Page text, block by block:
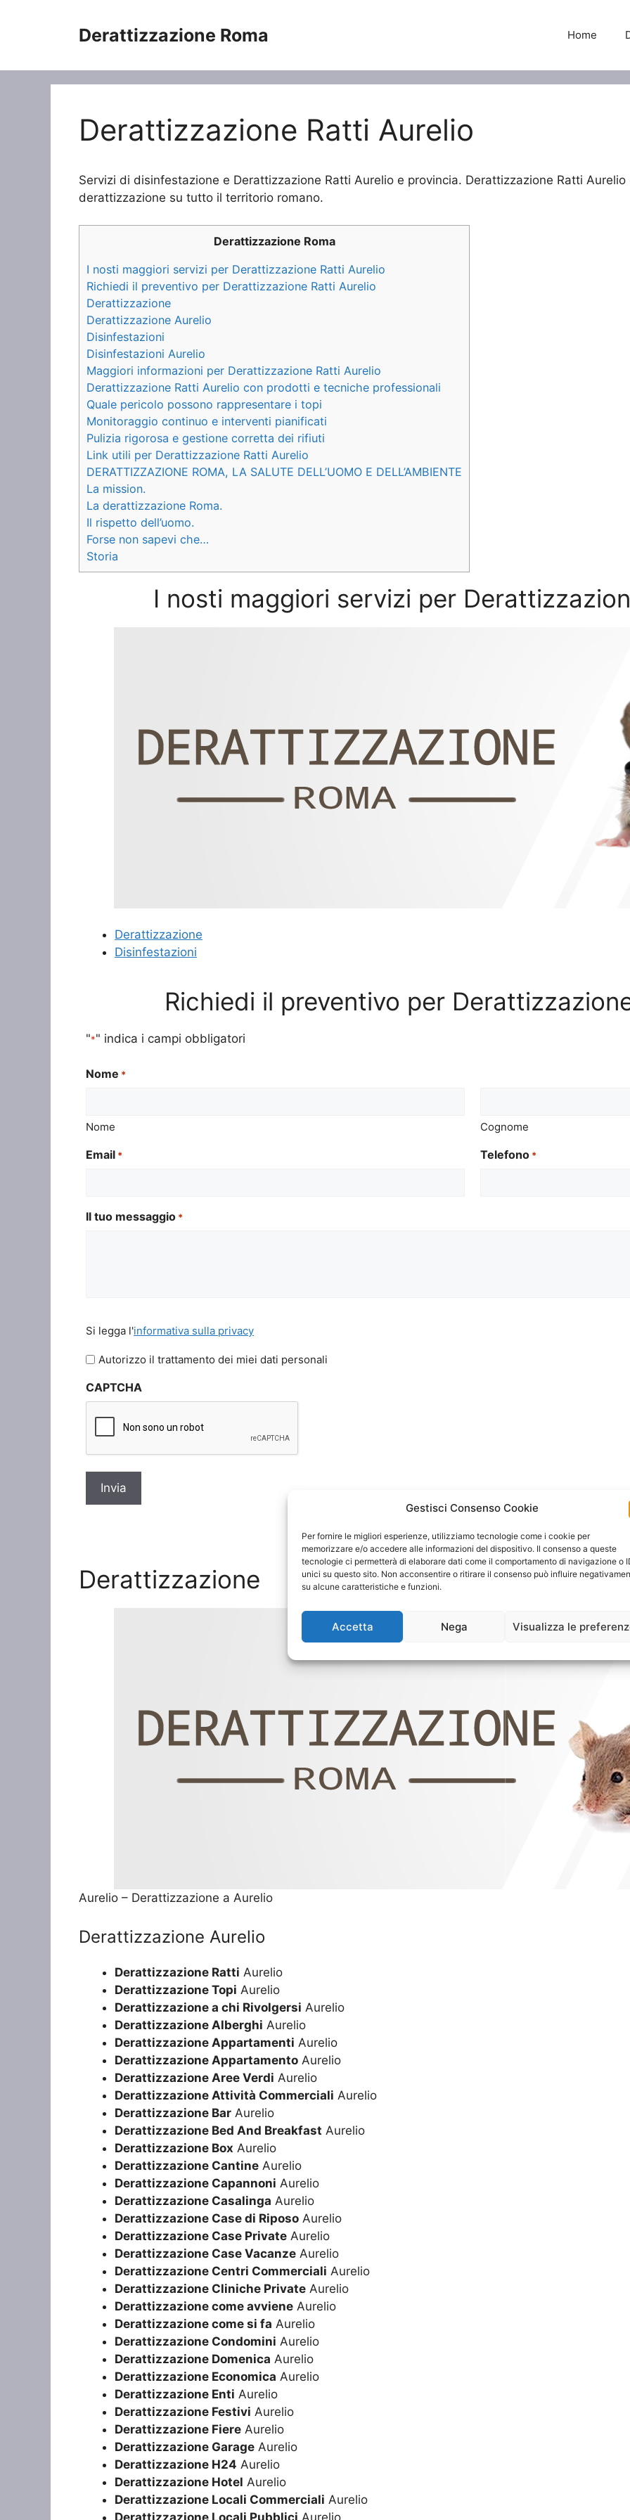
Gestisci Consenso Cookie
Per fornire le migliori esperienze, utilizziamo tecnologie come i cookie per
memorizzare e/o accedere alle informazioni del dispositivo. Il consenso a queste
tecnologie ci permetterà di elaborare dati come il comportamento di navigazione o
unici su questo sito. Non acconsentire o ritirare il consenso può influire
su alcune caratteristiche e funzioni.
Accetta Nega Visualizza le
Derattizzazione Roma Home
Derattizzazione Ratti Aurelio
Servizi di disinfestazione e Derattizzazione Ratti Aurelio e provincia. Derattizzazione Ratti
derattizzazione su tutto il territorio romano.
Derattizzazione Roma
I nosti maggiori servizi per Derattizzazione Ratti Aurelio
Richiedi il preventivo per Derattizzazione Ratti Aurelio
Derattizzazione
Derattizzazione Aurelio
Disinfestazioni
Disinfestazioni Aurelio
Maggiori informazioni per Derattizzazione Ratti Aurelio
Derattizzazione Ratti Aurelio con prodotti e tecniche professionali
Quale pericolo possono rappresentare i topi
Monitoraggio continuo e interventi pianificati
Pulizia rigorosa e gestione corretta dei rifiuti
Link utili per Derattizzazione Ratti Aurelio
DERATTIZZAZIONE ROMA, LA SALUTE DELL’UOMO E DELL’AMBIENTE
La mission.
La derattizzazione Roma.
Il rispetto dell’uomo.
Forse non sapevi che…
Storia
I nosti maggiori servizi per
Derattizzazione
Disinfestazioni
Richiedi il preventivo per
"*" indica i campi obbligatori
Nome *
Nome Cognome
Email * Telefono *
Il tuo messaggio *
legga
l'informativa
privacy
Si legga l'informativa sulla privacy
Autorizzo il trattamento dei miei dati personali
CAPTCHA
Derattizzazione
Aurelio – Derattizzazione a Aurelio
Derattizzazione Aurelio
Derattizzazione Ratti Aurelio
Derattizzazione Topi Aurelio
Derattizzazione a chi Rivolgersi Aurelio
Derattizzazione Alberghi Aurelio
Derattizzazione Appartamenti Aurelio
Derattizzazione Appartamento Aurelio
Derattizzazione Aree Verdi Aurelio
Derattizzazione Attività Commerciali Aurelio
Derattizzazione Bar Aurelio
Derattizzazione Bed And Breakfast Aurelio
Derattizzazione Box Aurelio
Derattizzazione Cantine Aurelio
Derattizzazione Capannoni Aurelio
Derattizzazione Casalinga Aurelio
Derattizzazione Case di Riposo Aurelio
Derattizzazione Case Private Aurelio
Derattizzazione Case Vacanze Aurelio
Derattizzazione Centri Commerciali Aurelio
Derattizzazione Cliniche Private Aurelio
Derattizzazione come avviene Aurelio
Derattizzazione come si fa Aurelio
Derattizzazione Condomini Aurelio
Derattizzazione Domenica Aurelio
Derattizzazione Economica Aurelio
Derattizzazione Enti Aurelio
Derattizzazione Festivi Aurelio
Derattizzazione Fiere Aurelio
Derattizzazione Garage Aurelio
Derattizzazione H24 Aurelio
Derattizzazione Hotel Aurelio
Derattizzazione Locali Commerciali Aurelio